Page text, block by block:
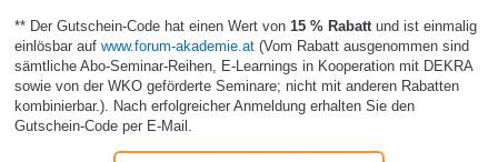
** Der Gutschein-Code hat einen Wert von 15 % Rabatt und ist einmalig
einlösbar auf www.forum-akademie.at(Vom Rabatt ausgenommen sind
sämtliche Abo-Seminar-Reihen, E-Learnings in Kooperation mit DEKRA
sowie von der WKO geförderte Seminare; nicht mit anderen Rabatten
kombinierbar.). Nach erfolgreicher Anmeldung erhalten Sie den
Gutschein-Code per E-Mail.